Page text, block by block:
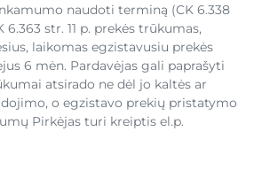
naudoti terminą (CK 6.338
6.363 str. 11 p. prekės trūkumas,
laikomas egzistavusiu prekės
6 mėn. Pardavėjas gali paprašyti
atsirado ne dėl jo kaltės ar
o egzistavo prekių pristatymo
Pirkėjas turi kreiptis el.p.